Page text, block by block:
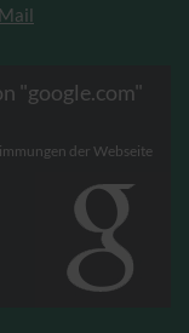
"google.com"
der Webseite